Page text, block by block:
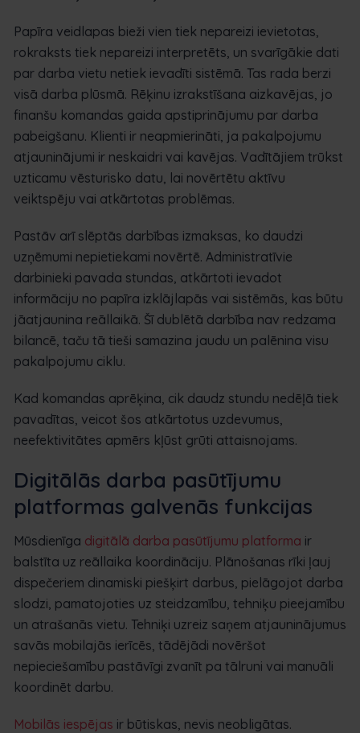
Papīra veidlapas bieži vien tiek nepareizi ievietotas,
rokraksts tiek nepareizi interpretēts, un svarīgākie dati
par darba vietu netiek ievadīti sistēmā. Tas rada berzi
visā darba plūsmā. Rēķinu izrakstīšana aizkavējas, jo
finanšu komandas gaida apstiprinājumu par darba
pabeigšanu. Klienti ir neapmierināti, ja pakalpojumu
atjauninājumi ir neskaidri vai kavējas. Vadītājiem trūkst
uzticamu vēsturisko datu, lai novērtētu aktīvu
veiktspēju vai atkārtotas problēmas.
Pastāv arī slēptās darbības izmaksas, ko daudzi
uzņēmumi nepietiekami novērtē. Administratīvie
darbinieki pavada stundas, atkārtoti ievadot
informāciju no papīra izklājlapās vai sistēmās, kas būtu
jāatjaunina reāllaikā. Šī dublētā darbība nav redzama
bilancē, taču tā tieši samazina jaudu un palēnina visu
pakalpojumu ciklu.
Kad komandas aprēķina, cik daudz stundu nedēļā tiek
pavadītas, veicot šos atkārtotus uzdevumus,
neefektivitātes apmērs kļūst grūti attaisnojams.
Digitālās darba pasūtījumu
platformas galvenās funkcijas
Mūsdienīga digitālā darba pasūtījumu platforma ir
balstīta uz reāllaika koordināciju. Plānošanas rīki ļauj
dispečeriem dinamiski piešķirt darbus, pielāgojot darba
slodzi, pamatojoties uz steidzamību, tehniķu pieejamību
un atrašanās vietu. Tehniķi uzreiz saņem atjauninājumus
savās mobilajās ierīcēs, tādējādi novēršot
nepieciešamību pastāvīgi zvanīt pa tālruni vai manuāli
koordinēt darbu.
Mobilās iespējas ir būtiskas, nevis neobligātas.